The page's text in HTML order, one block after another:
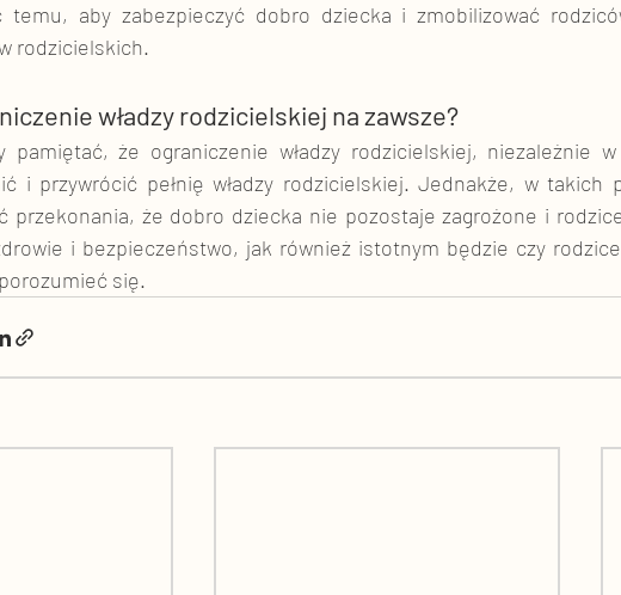
temu, aby zabezpieczyć dobro dziecka i zmobilizować
rodzicielskich.
władzy rodzicielskiej na zawsze?
pamiętać, że ograniczenie władzy rodzicielskiej, niezależnie
i przywrócić pełnię władzy rodzicielskiej. Jednakże, w takich
przekonania, że dobro dziecka nie pozostaje zagrożone i
i bezpieczeństwo, jak również istotnym będzie czy
się.